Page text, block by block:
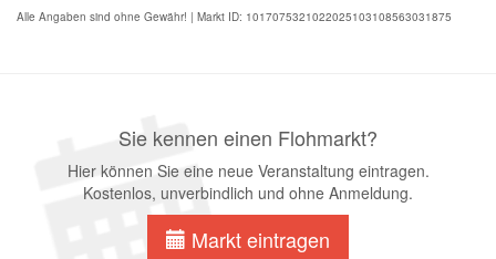
Alle Angaben sind ohne Gewähr! | Markt ID: 1017075321022025103108563031875
Sie kennen einen Flohmarkt?
Hier können Sie eine neue Veranstaltung eintragen.
Kostenlos, unverbindlich und ohne Anmeldung.
Markt eintragen